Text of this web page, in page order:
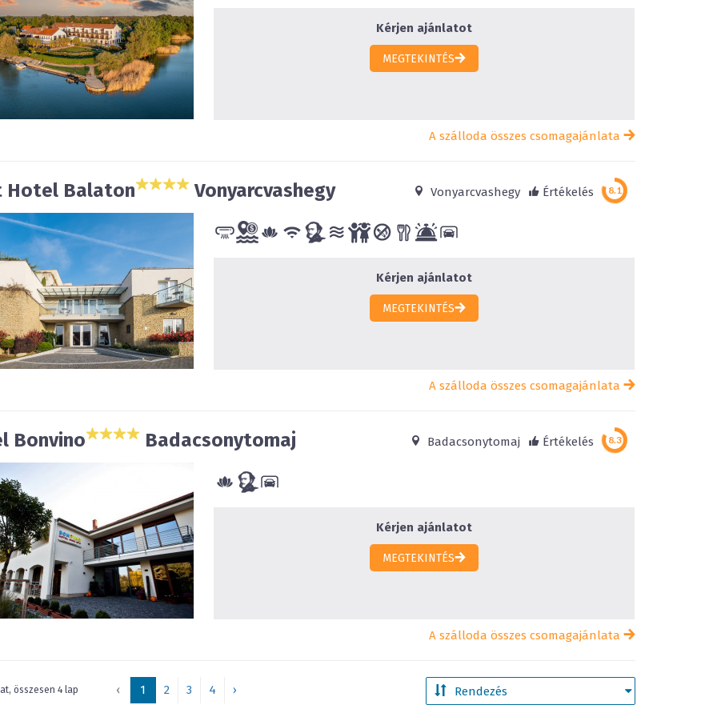
Kérjen ajánlatot
MEGTEKINTÉS
A szálloda összes csomagajánlata
Hotel Balaton Vonyarcvashegy Vonyarcvashegy Értékelés
Kérjen ajánlatot
MEGTEKINTÉS
A szálloda összes csomagajánlata
Bonvino Badacsonytomaj Badacsonytomaj Értékelés
Kérjen ajánlatot
MEGTEKINTÉS
A szálloda összes csomagajánlata
összesen 4 lap ‹ 1 2 3 4 ›